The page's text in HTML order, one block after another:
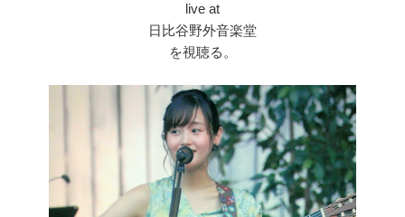
live at
日比谷野外音楽堂
を視聴る。